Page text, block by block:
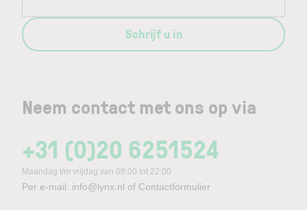
Neem contact met ons op via
+31 (0)20 6251524
Maandag t/m vrijdag van 08:00 tot 22:00
Per e-mail: info@lynx.nl of Contactformulier
Schrijf u in